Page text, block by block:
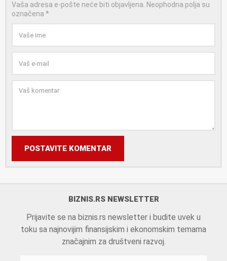
Vaša adresa e-pošte neće biti objavljena. Neophodna polja su
označena *
POSTAVITE KOMENTAR
BIZNIS.RS NEWSLETTER
Prijavite se na biznis.rs newsletter i budite uvek u
toku sa najnovijim finansijskim i ekonomskim temama
značajnim za društveni razvoj.